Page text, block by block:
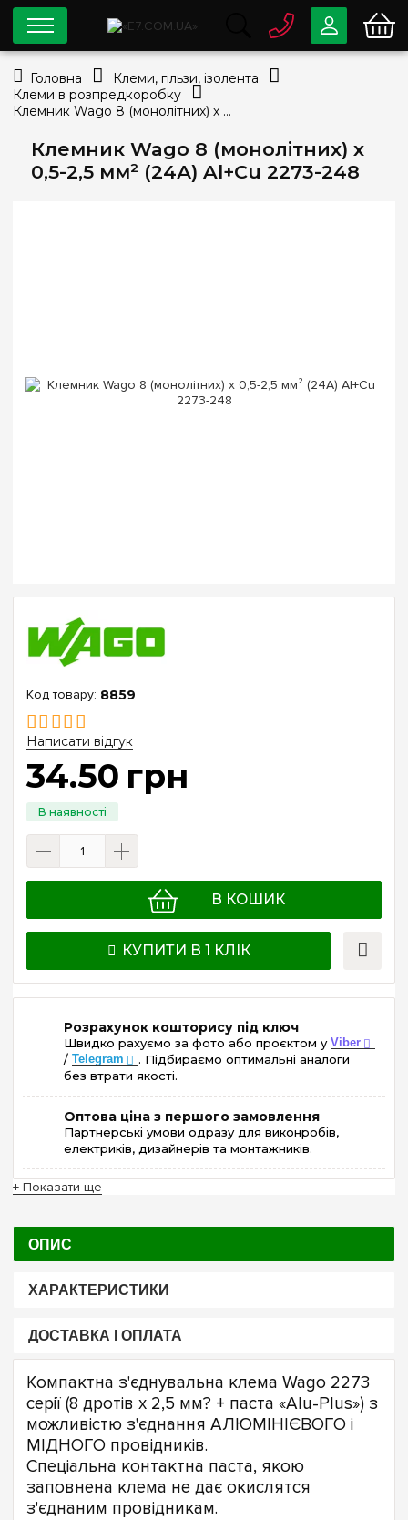
Клемник Wago 8 (монолітних) х
0,5-2,5 мм² (24А) Al+Сu 2273-248
8859
Написати відгук
34.50 грн
В КОШИК
КУПИТИ В 1 КЛІК
Розрахунок кошторису під ключ
Швидко рахуємо за фото або проєктом у Viber
/ Telegram
. Підбираємо оптимальні аналоги
без втрати якості.
Оптова ціна з першого замовлення
Партнерські умови одразу для виконробів,
електриків, дизайнерів та монтажників.
+ Показати ще
ОПИС
ХАРАКТЕРИСТИКИ
ДОСТАВКА І ОПЛАТА
Компактна з'єднувальна клема Wago 2273
серії (8 дротів х 2,5 мм? + паста «Alu-Plus») з
можливістю з'єднання АЛЮМІНІЄВОГО і
МІДНОГО провідників.
Спеціальна контактна паста, якою
заповнена клема не дає окислятся
з'єднаним провідникам.
0 800 33-63-07
info@e7.com.ua
334-79-78
Viber Telegram
Головна
Клеми, гільзи, ізолента
Клеми в розпредкоробку
Клемник Wago 8 (монолітних) х 0,5-2,5 мм² (24А) Al+Сu 2273-248